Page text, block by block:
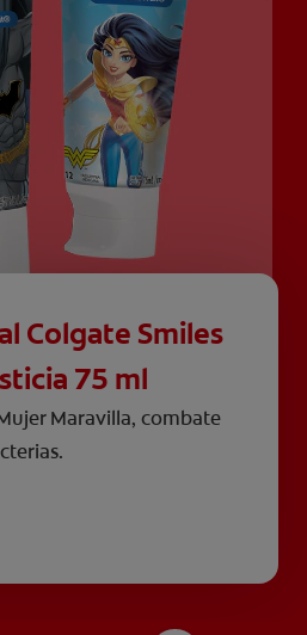
Colgate Smiles
75 ml
Maravilla, combate